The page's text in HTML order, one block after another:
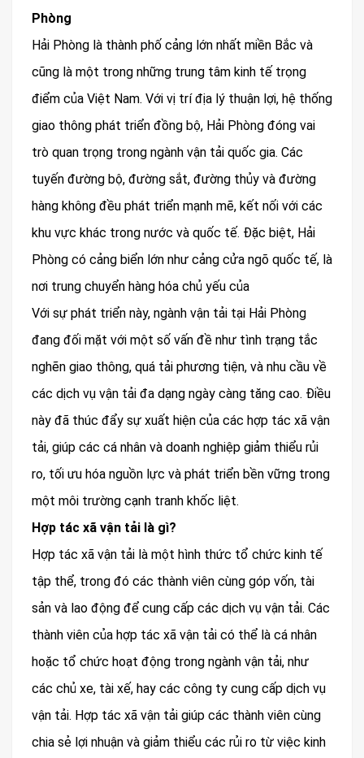
Phòng
Hải Phòng là thành phố cảng lớn nhất miền Bắc và
cũng là một trong những trung tâm kinh tế trọng
điểm của Việt Nam. Với vị trí địa lý thuận lợi, hệ thống
giao thông phát triển đồng bộ, Hải Phòng đóng vai
trò quan trọng trong ngành vận tải quốc gia. Các
tuyến đường bộ, đường sắt, đường thủy và đường
hàng không đều phát triển mạnh mẽ, kết nối với các
khu vực khác trong nước và quốc tế. Đặc biệt, Hải
Phòng có cảng biển lớn như cảng cửa ngõ quốc tế, là
nơi trung chuyển hàng hóa chủ yếu của
Với sự phát triển này, ngành vận tải tại Hải Phòng
đang đối mặt với một số vấn đề như tình trạng tắc
nghẽn giao thông, quá tải phương tiện, và nhu cầu về
các dịch vụ vận tải đa dạng ngày càng tăng cao. Điều
này đã thúc đẩy sự xuất hiện của các hợp tác xã vận
tải, giúp các cá nhân và doanh nghiệp giảm thiểu rủi
ro, tối ưu hóa nguồn lực và phát triển bền vững trong
một môi trường cạnh tranh khốc liệt.
Hợp tác xã vận tải là gì?
Hợp tác xã vận tải là một hình thức tổ chức kinh tế
tập thể, trong đó các thành viên cùng góp vốn, tài
sản và lao động để cung cấp các dịch vụ vận tải. Các
thành viên của hợp tác xã vận tải có thể là cá nhân
hoặc tổ chức hoạt động trong ngành vận tải, như
các chủ xe, tài xế, hay các công ty cung cấp dịch vụ
vận tải. Hợp tác xã vận tải giúp các thành viên cùng
chia sẻ lợi nhuận và giảm thiểu các rủi ro từ việc kinh